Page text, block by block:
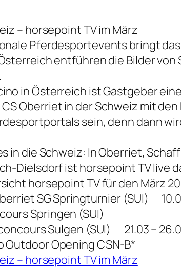
– horsepoint TV im März
Pferdesportevents bringt
entführen die Bilder von
in Österreich ist Gastgeber
Oberriet in der Schweiz mit
sein, denn dann
in die Schweiz: In Oberriet,
Dielsdorf ist horsepoint TV live
horsepoint TV für den März
SG Springturnier (SUI)
Springen (SUI)
Sulgen (SUI) 21.03 –
Outdoor Opening CSN-B*
– horsepoint TV im März